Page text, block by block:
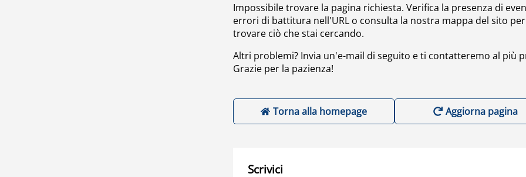
Impossibile trovare la pagina richiesta. Verifica la presenza di
errori di battitura nell'URL o consulta la nostra mappa del sito per
trovare ciò che stai cercando.
Altri problemi? Invia un'e-mail di seguito e ti contatteremo al più
Grazie per la pazienza!
Torna alla homepage Aggiorna pagina
Scrivici